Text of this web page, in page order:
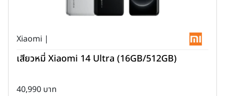
เมนูการใช้งาน (Software & Features)
Xiaomi |
เสียวหมี่ Xiaomi 14 Ultra (16GB/512GB)
40,990 บาท